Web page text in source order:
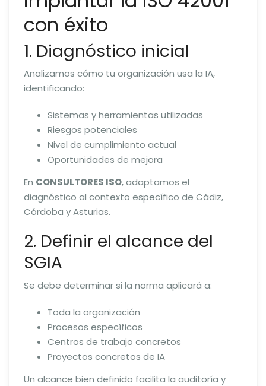
con éxito
1. Diagnóstico inicial
Analizamos cómo tu organización usa la IA,
identificando:
Sistemas y herramientas utilizadas
Riesgos potenciales
Nivel de cumplimiento actual
Oportunidades de mejora
En CONSULTORES ISO, adaptamos el
diagnóstico al contexto específico de Cádiz,
Córdoba y Asturias.
2. Definir el alcance del
SGIA
Se debe determinar si la norma aplicará a:
Toda la organización
Procesos específicos
Centros de trabajo concretos
Proyectos concretos de IA
Un alcance bien definido facilita la auditoría y